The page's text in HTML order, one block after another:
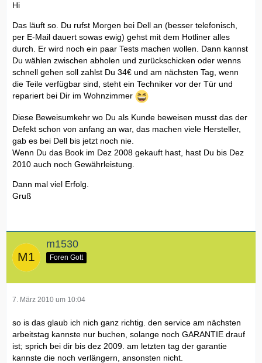
Hi
Das läuft so. Du rufst Morgen bei Dell an (besser telefonisch,
per E-Mail dauert sowas ewig) gehst mit dem Hotliner alles
durch. Er wird noch ein paar Tests machen wollen. Dann kannst
Du wählen zwischen abholen und zurückschicken oder wenns
schnell gehen soll zahlst Du 34€ und am nächsten Tag, wenn
die Teile verfügbar sind, steht ein Techniker vor der Tür und
repariert bei Dir im Wohnzimmer
Diese Beweisumkehr wo Du als Kunde beweisen musst das der
Defekt schon von anfang an war, das machen viele Hersteller,
gab es bei Dell bis jetzt noch nie.
Wenn Du das Book im Dez 2008 gekauft hast, hast Du bis Dez
2010 auch noch Gewährleistung.
Dann mal viel Erfolg.
Gruß
m1530
Foren Gott
7. März 2010 um 10:04
so is das glaub ich nich ganz richtig. den service am nächsten
arbeitstag kannste nur buchen, solange noch GARANTIE drauf
ist; sprich bei dir bis dez 2009. am letzten tag der garantie
kannste die noch verlängern, ansonsten nicht.